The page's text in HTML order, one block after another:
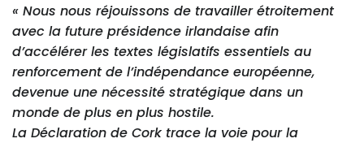
« Nous nous réjouissons de travailler étroitement
avec la future présidence irlandaise afin
d’accélérer les textes législatifs essentiels au
renforcement de l’indépendance européenne,
devenue une nécessité stratégique dans un
monde de plus en plus hostile.
La Déclaration de Cork trace la voie pour la